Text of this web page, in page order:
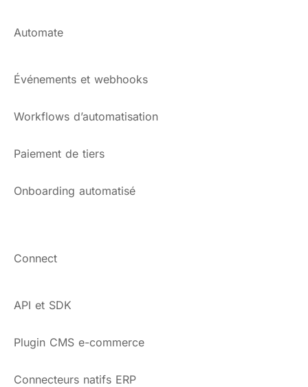
Automate
Événements et webhooks
Workflows d’automatisation
Paiement de tiers
Onboarding automatisé
Connect
API et SDK
Plugin CMS e-commerce
Connecteurs natifs ERP